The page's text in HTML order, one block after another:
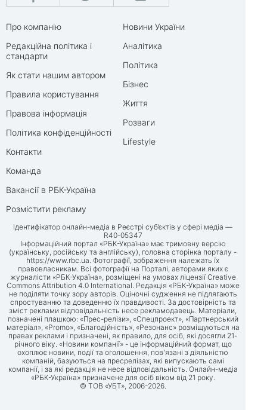
Про компанію
Редакційна політика і
стандарти
Як стати нашим автором
Правила користування
Правова інформація
Політика конфіденційності
Контакти
Команда
Вакансії в РБК-Україна
Розмістити рекламу
Новини України
Аналітика
Політика
Бізнес
Життя
Розваги
Lifestyle
Ідентифікатор онлайн-медіа в Реєстрі суб’єктів у сфері медіа —
R40-05347
Інформаційний портал «РБК-Україна» має тримовну версію
(українську, російську та англійську), головна сторінка порталу -
https://www.rbc.ua. Фотографії, зображення належать їх
правовласникам. Всі фотографії на Порталі, авторами яких є
журналісти «РБК-Україна», розміщені на умовах ліцензії Creative
Commons Attribution 4.0 International. Редакція «РБК-Україна» може
не поділяти точку зору авторів. Оціночні судження не підлягають
спростуванню та доведенню їх правдивості. За достовірність та
зміст реклами відповідальність несе рекламодавець. Матеріали,
позначені плашкою: «Прес-релізи», «Спецпроект», «Партнерський
матеріал», «Promo», «Благодійність», «Резонанс» розміщуються на
правах реклами і призначені, як правило, для осіб, які досягли 21-
річного віку. «Новини компанії» - це інформаційний формат, що
охоплює новини, події та оголошення, пов'язані з діяльністю
компаній, базуються на пресрелізах, які випускають самі
компанії, і за які редакція не несе відповідальність. Онлайн-медіа
«РБК-Україна» призначене для осіб віком від 21 року.
© ТОВ «УБТ», 2006-2026.